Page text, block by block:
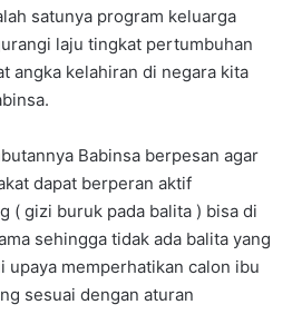
satunya program keluarga
laju tingkat pertumbuhan
angka kelahiran di negara kita
Babinsa berpesan agar
dapat berperan aktif
( gizi buruk pada balita ) bisa di
sehingga tidak ada balita yang
upaya memperhatikan calon ibu
sesuai dengan aturan